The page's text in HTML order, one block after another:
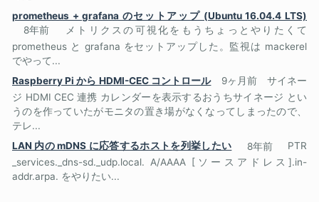
prometheus + grafana のセットアップ (Ubuntu 16.04.4 LTS)
8年前
メトリクスの可視化をもうちょっとやりたくて
prometheus と grafana をセットアップした。監視は mackerel
でやって...
Raspberry Pi から HDMI-CEC コントロール
9ヶ月前
サイネー
ジ HDMI CEC 連携 カレンダーを表示するおうちサイネージ とい
うのを作っていたがモニタの置き場がなくなってしまったので、
テレ...
LAN 内の mDNS に応答するホストを列挙したい
8年前
PTR
_services._dns-sd._udp.local. A/AAAA [ソースアドレス].in-
addr.arpa. をやりたい...